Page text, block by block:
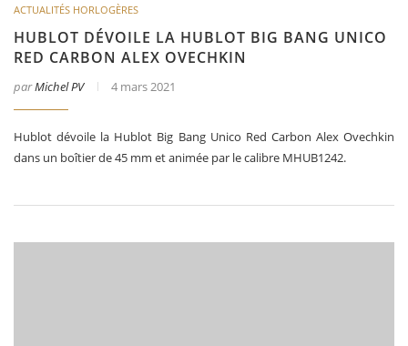
ACTUALITÉS HORLOGÈRES
HUBLOT DÉVOILE LA HUBLOT BIG BANG UNICO
RED CARBON ALEX OVECHKIN
parMichel PV 4 mars 2021
Hublot dévoile la Hublot Big Bang Unico Red Carbon Alex Ovechkin
dans un boîtier de 45 mm et animée par le calibre MHUB1242.